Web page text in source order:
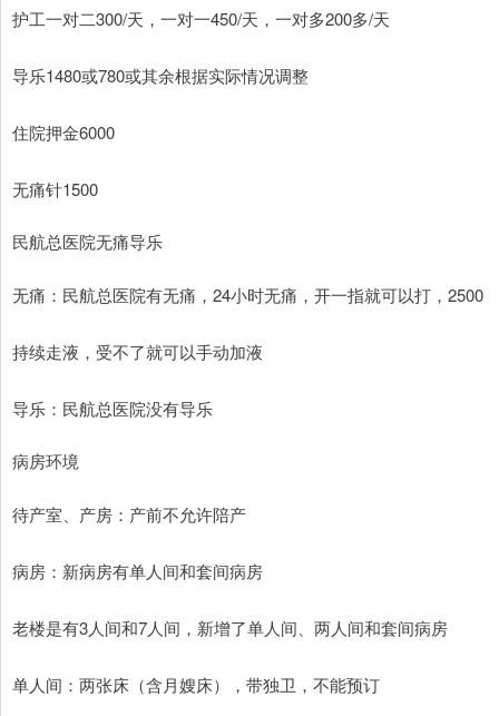
护工一对二300/天，一对一450/天，一对多200多/天
导乐1480或780或其余根据实际情况调整
住院押金6000
无痛针1500
民航总医院无痛导乐
无痛：民航总医院有无痛，24小时无痛，开一指就可以打，2500
持续走液，受不了就可以手动加液
导乐：民航总医院没有导乐
病房环境
待产室、产房：产前不允许陪产
病房：新病房有单人间和套间病房
老楼是有3人间和7人间，新增了单人间、两人间和套间病房
单人间：两张床（含月嫂床），带独卫，不能预订